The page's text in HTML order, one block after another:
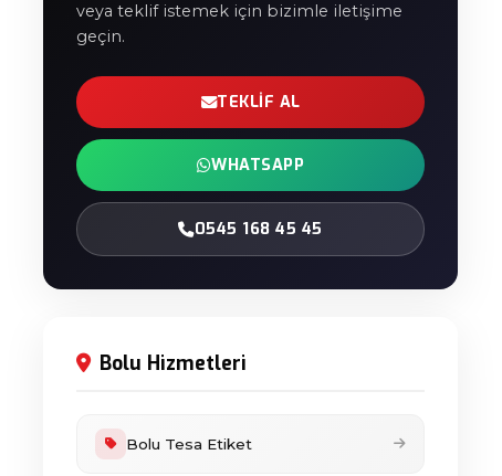
veya teklif istemek için bizimle iletişime
geçin.
TEKLIF AL
WHATSAPP
0545 168 45 45
Bolu Hizmetleri
Bolu Tesa Etiket